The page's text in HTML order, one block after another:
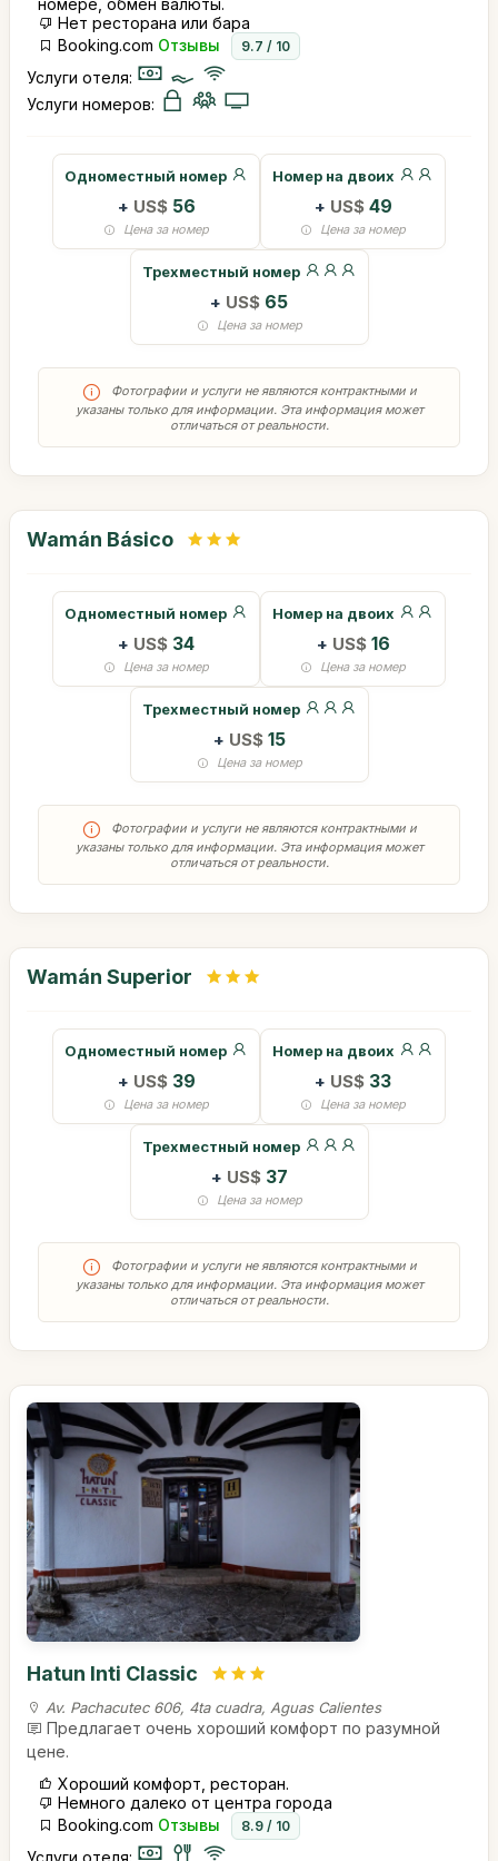
Нет ресторана или бара
Booking.com Отзывы 9.7 / 10
Услуги отеля:
Услуги номеров:
Одноместный номер
+ US$ 56
Цена за номер
Номер на двоих
+ US$ 49
Цена за номер
Трехместный номер
+ US$ 65
Цена за номер
Фотографии и услуги не являются контрактными и
указаны только для информации. Эта информация может
отличаться от реальности.
Wamán Básico
Одноместный номер
+ US$ 34
Цена за номер
Номер на двоих
+ US$ 16
Цена за номер
Трехместный номер
+ US$ 15
Цена за номер
Фотографии и услуги не являются контрактными и
указаны только для информации. Эта информация может
отличаться от реальности.
Wamán Superior
Одноместный номер
+ US$ 39
Цена за номер
Номер на двоих
+ US$ 33
Цена за номер
Трехместный номер
+ US$ 37
Цена за номер
Фотографии и услуги не являются контрактными и
указаны только для информации. Эта информация может
отличаться от реальности.
Hatun Inti Classic
Av. Pachacutec 606, 4ta cuadra, Aguas Calientes
Предлагает очень хороший комфорт по разумной
цене.
Хороший комфорт, ресторан.
Немного далеко от центра города
Booking.com Отзывы 8.9 / 10